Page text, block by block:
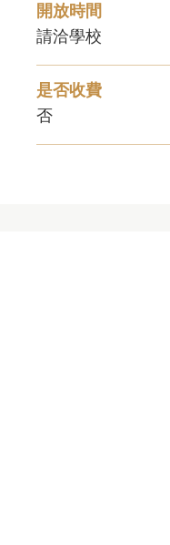
開放時間
請洽學校
是否收費
否